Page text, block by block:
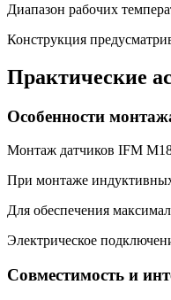
Диапазон рабочих
Конструкция
Практические
Особенности
Монтаж датчиков IFM M18
При монтаже индуктивных
Для обеспечения
Электрическое
Совместимость и